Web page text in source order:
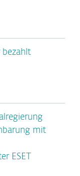
bezahlt
mit
ESET